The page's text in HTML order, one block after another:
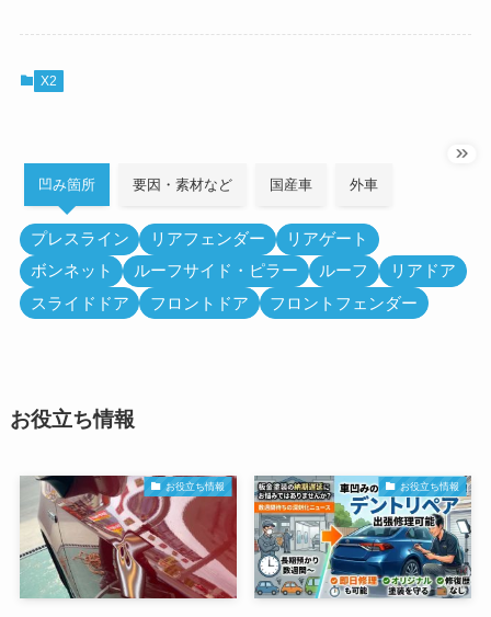
X2
凹み箇所 要因・素材など 国産車 外車
プレスライン リアフェンダー
リアゲート
ボンネット
ルーフサイド・ピラー ルーフ
リアドア
スライドドア
フロントドア フロントフェンダー
お役立ち情報
お役立ち情報 お役立ち情報